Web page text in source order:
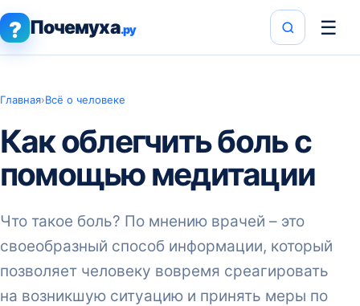
? Почемуха.ру ☰
Главная›Всё о человеке
Как облегчить боль с
помощью медитации
Что такое боль? По мнению врачей – это
своеобразный способ информации, который
позволяет человеку вовремя среагировать
на возникшую ситуацию и принять меры по